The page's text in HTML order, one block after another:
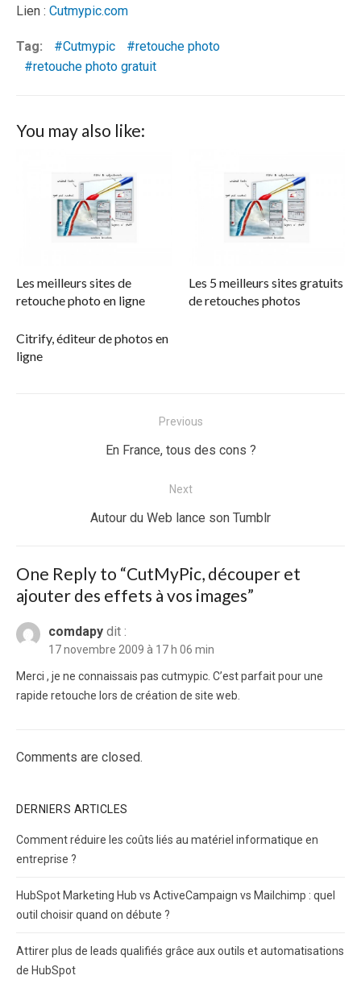
Lien : Cutmypic.com
Tag: Cutmypic
retouche photo
retouche photo gratuit
You may also like:
Les meilleurs sites de
retouche photo en ligne
Les 5 meilleurs sites gratuits
de retouches photos
Citrify, éditeur de photos en
ligne
Previous
Previous
En France, tous des cons ?
Next
Next
Autour du Web lance son Tumblr
One Reply to “CutMyPic, découper et
ajouter des effets à vos images”
comdapy dit :
17 novembre 2009 à 17 h 06 min
Merci , je ne connaissais pas cutmypic. C’est parfait pour une
rapide retouche lors de création de site web.
Comments are closed.
DERNIERS ARTICLES
Comment réduire les coûts liés au matériel informatique en
entreprise ?
HubSpot Marketing Hub vs ActiveCampaign vs Mailchimp : quel
outil choisir quand on débute ?
Attirer plus de leads qualifiés grâce aux outils et automatisations
de HubSpot